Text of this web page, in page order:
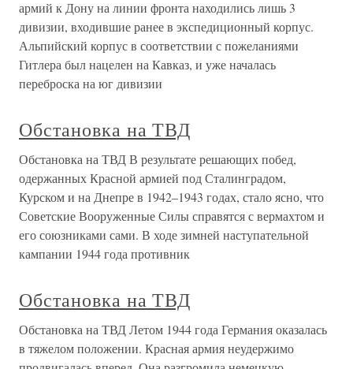
армий к Дону на линии фронта находились лишь 3
дивизии, входившие ранее в экспедиционный корпус.
Альпийский корпус в соответствии с пожеланиями
Гитлера был нацелен на Кавказ, и уже началась
переброска на юг дивизии
Обстановка на ТВД
Обстановка на ТВД В результате решающих побед,
одержанных Красной армией под Сталинградом,
Курском и на Днепре в 1942–1943 годах, стало ясно, что
Советские Вооруженные Силы справятся с вермахтом и
его союзниками сами. В ходе зимней наступательной
кампании 1944 года противник
Обстановка на ТВД
Обстановка на ТВД Летом 1944 года Германия оказалась
в тяжелом положении. Красная армия неудержимо